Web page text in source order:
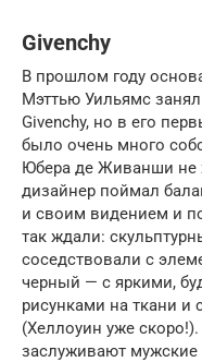
Givenchy
В прошлом году
Мэттью Уильямс
Givenchy, но в его
было очень много
Юбера де Живанши не
дизайнер поймал
и своим видением и
так ждали:
соседствовали с
черный — с яркими,
рисунками на ткани
(Хеллоуин уже
заслуживают